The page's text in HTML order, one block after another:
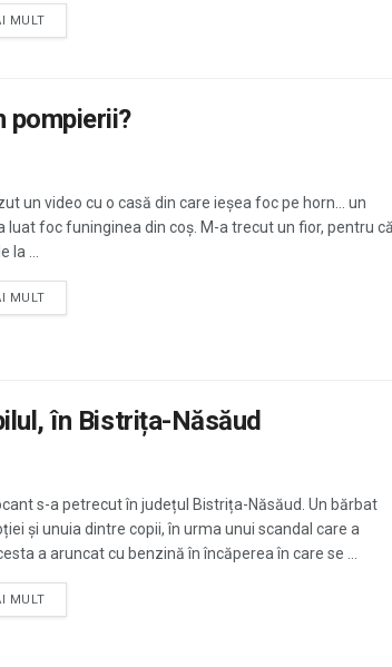
MULT
pompierii?
un video cu o casă din care ieșea foc pe horn… un
luat foc funinginea din coș. M-a trecut un fior, pentru că
la ...
MULT
în Bistrița-Năsăud
s-a petrecut în județul Bistrița-Năsăud. Un bărbat
și unuia dintre copii, în urma unui scandal care a
a aruncat cu benzină în încăperea în care se ...
MULT